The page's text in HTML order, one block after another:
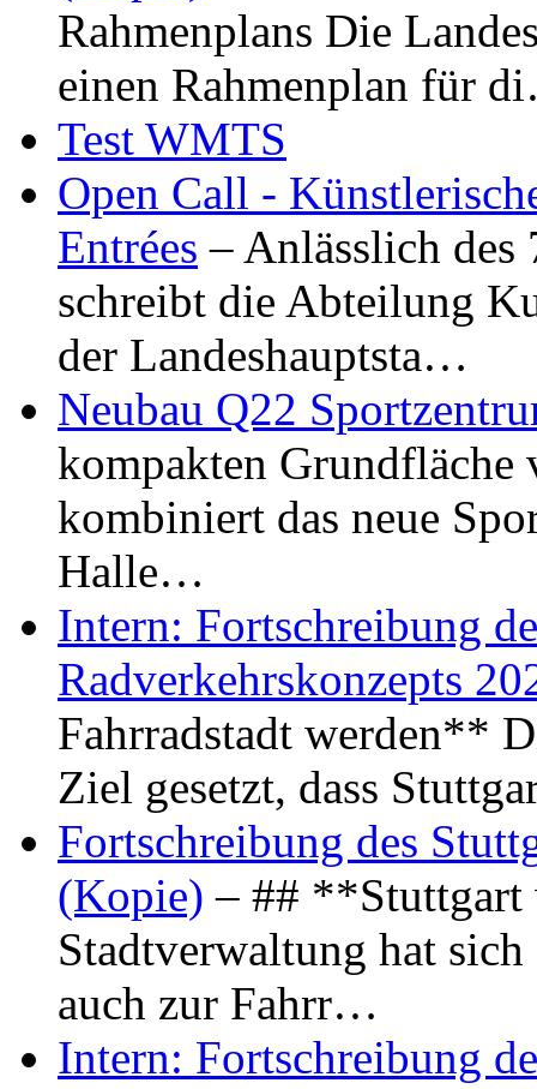
Rahmenplans Die
einen Rahmenplan für
Test WMTS
Open Call -
Entrées – Anlässlich
schreibt die Abteilung
der Landeshauptsta…
Neubau Q22
kompakten Grundfläche
kombiniert das neue
Halle…
Intern: Fortschreibung
Radverkehrskonzepts
Fahrradstadt werden**
Ziel gesetzt, dass
Fortschreibung des
(Kopie) – ## **Stuttgart
Stadtverwaltung hat
auch zur Fahrr…
Intern: Fortschreibung